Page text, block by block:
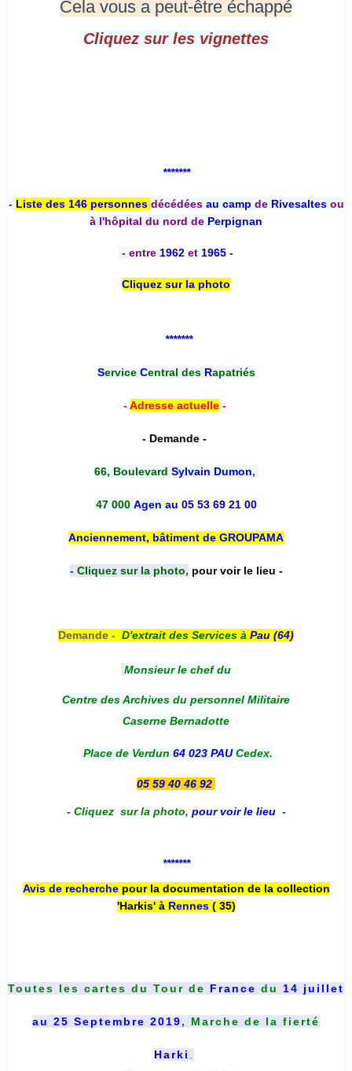
Cela vous a peut-être échappé
Cliquez sur les vignettes
*******
- Liste des 146 personnes décédées au camp deRivesaltesou
à l'hôpital du nord de Perpignan
- entre 1962 et 1965 -
Cliquez sur la photo
*******
Service Central desRapatriés
-Adresse actuelle-
- Demande -
66, Boulevard Sylvain Dumon,
47 000 Agen au 05 53 69 21 00
Anciennement, bâtiment de GROUPAMA
- Cliquez sur la photo, pour voir le lieu -
Demande - D'extrait des Services à Pau (64)
Monsieur le chef du
Centre des Archives du personnel Militaire
Caserne Bernadotte
Place de Verdun 64 023 PAUCedex.
05 59 40 46 92
- Cliquez sur la photo, pour voir le lieu -
*******
Avis de recherche pour la documentation de la collection
'Harkis' à Rennes( 35)
Toutes les cartes du Tour de France du 14 juillet
au 25 Septembre 2019, Marche de la fierté
Harki